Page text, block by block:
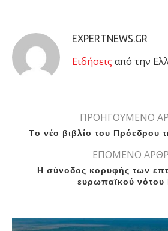
EXPERTNEWS.GR
Eιδήσεις από την
ΠΡΟΗΓΟΥΜΕΝΟ
Tο νέο βιβλίο του Πρόεδρου
ΕΠΟΜΕΝΟ
Η σύνοδος κορυφής των
ευρωπαϊκού νότου